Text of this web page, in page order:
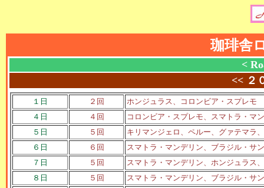
珈琲舎
<
<< ２
１日 ２回
ホンジュラス、コロンビア・スプレモ
４日
４回
コロンビア・スプレモ、スマトラ・マ
５日
５回
キリマンジェロ、ペルー、グァテマラ
６日
６回
スマトラ・マンデリン、ブラジル・サ
７日
５回
スマトラ・マンデリン、ホンジュラス
８日
５回 スマトラ・マンデリン、ブラジル・サ